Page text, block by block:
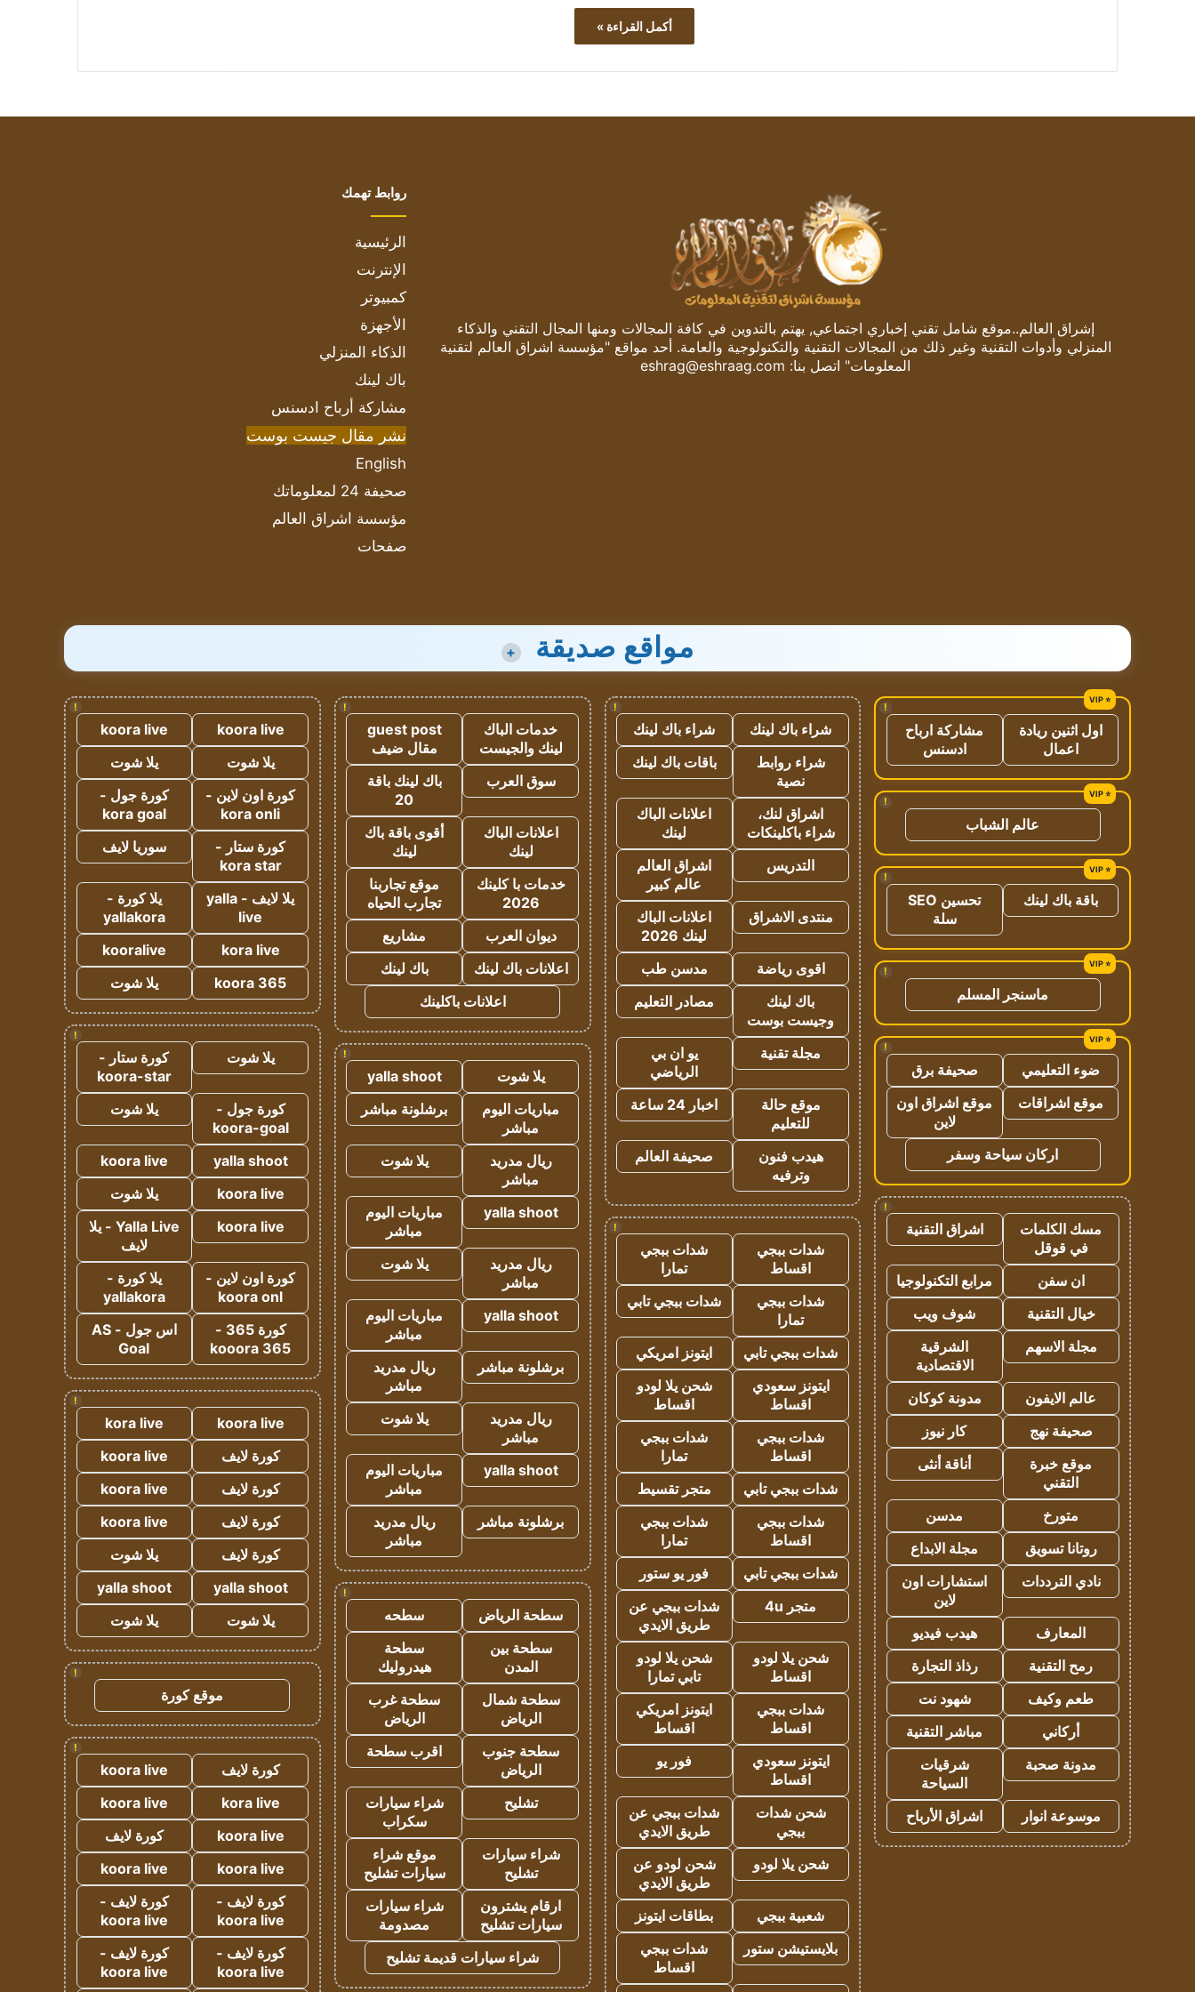
أكمل القراءة »
إشراق العالم..موقع شامل تقني إخباري اجتماعي, يهتم بالتدوين في كافة المجالات ومنها المجال التقني والذكاء
المنزلي وأدوات التقنية وغير ذلك من المجالات التقنية والتكنولوجية والعامة. أحد مواقع "مؤسسة اشراق العالم لتقنية
المعلومات" اتصل بنا: eshrag@eshraag.com
روابط تهمك
الرئيسية
الإنترنت
كمبيوتر
الأجهزة
الذكاء المنزلي
باك لينك
مشاركة أرباح ادسنس
نشر مقال جيست بوست
English
صحيفة 24 لمعلوماتك
مؤسسة اشراق العالم
صفحات
مواقع صديقة +
!
اول اثنين ريادة
اعمال
مشاركة ارباح
ادسنس
!
عالم الشباب
!
باقة باك لينك
تحسين SEO
سلة
!
ماسنجر المسلم
!
ضوء التعليمي
صحيفة برق
موقع اشراقات
موقع اشراق اون
لاين
اركان سياحة وسفر
!
مسك الكلمات
في قوقل
اشراق التقنية
ان سفن
مرابع التكنولوجيا
خيال التقنية
شوف ويب
مجلة الاسهم
الشرقية
الاقتصادية
عالم الايفون
مدونة كوكان
صحيفة نهج
كار نيوز
موقع خبرة
التقني
أناقة أنثى
متورخ
مدسن
روتانا تسويق
مجلة الابداع
نادي الترددات
استشارات اون
لاين
المعارف
هيدب فيديو
رمح التقنية
رذاذ التجارة
طعم وكيف
شهود نت
أركاني
مباشر التقنية
مدونة صحبة
شرقيات
السياحة
موسوعة انوار
اشراق الأرباح
!
شراء باك لينك
شراء باك لينك
شراء روابط
نصية
باقات باك لينك
اشراق لنك،
شراء باكلينكات
اعلانات الباك
لينك
التدريس
اشراق العالم
عالم كبير
منتدى الاشراق
اعلانات الباك
لينك 2026
اقوى رياضة
مدسن طب
باك لينك
وجيست بوست
مصادر التعليم
مجلة تقنية
يو ان بي
الرياضي
موقع حالة
للتعليم
اخبار 24 ساعة
هيدب فنون
وترفيه
صحيفة العالم
!
شدات ببجي
اقساط
شدات ببجي
تمارا
شدات ببجي
تمارا
شدات ببجي تابي
شدات ببجي تابي
ايتونز امريكي
ايتونز سعودي
اقساط
شحن يلا لودو
اقساط
شدات ببجي
اقساط
شدات ببجي
تمارا
شدات ببجي تابي
متجر تقسيط
شدات ببجي
اقساط
شدات ببجي
تمارا
شدات ببجي تابي
فور يو ستور
متجر 4u
شدات ببجي عن
طريق الايدي
شحن يلا لودو
اقساط
شحن يلا لودو
تابي تمارا
شدات ببجي
اقساط
ايتونز امريكي
اقساط
ايتونز سعودي
اقساط
فور يو
شحن شدات
ببجي
شدات ببجي عن
طريق الايدي
شحن يلا لودو
شحن لودو عن
طريق الايدي
شعبية ببجي
بطاقات ايتونز
بلايستيشن ستور
شدات ببجي
اقساط
!
خدمات الباك
لينك والجيست
guest post
مقال ضيف
سوق العرب
باك لينك باقة
20
اعلانات الباك
لينك
أقوى باقة باك
لينك
خدمات با كلينك
2026
موقع تجاربنا
تجارب الحياه
ديوان العرب
مشاريع
اعلانات باك لينك
باك لينك
اعلانات باكلينك
!
يلا شوت
yalla shoot
مباريات اليوم
مباشر
برشلونة مباشر
ريال مدريد
مباشر
يلا شوت
yalla shoot
مباريات اليوم
مباشر
ريال مدريد
مباشر
يلا شوت
yalla shoot
مباريات اليوم
مباشر
برشلونة مباشر
ريال مدريد
مباشر
ريال مدريد
مباشر
يلا شوت
yalla shoot
مباريات اليوم
مباشر
برشلونة مباشر
ريال مدريد
مباشر
!
سطحة الرياض
سطحه
سطحة بين
المدن
سطحة
هيدروليك
سطحة شمال
الرياض
سطحة غرب
الرياض
سطحة جنوب
الرياض
اقرب سطحة
تشليح
شراء سيارات
سكراب
شراء سيارات
تشليح
موقع شراء
سيارات تشليح
ارقام يشترون
سيارات تشليح
شراء سيارات
مصدومة
شراء سيارات قديمة تشليح
!
koora live
koora live
يلا شوت
يلا شوت
كورة اون لاين -
kora onli
كورة جول -
kora goal
كورة ستار -
kora star
سوريا لايف
يلا لايف - yalla
live
يلا كورة -
yallakora
kora live
kooralive
koora 365
يلا شوت
!
يلا شوت
كورة ستار -
koora-star
كورة جول -
koora-goal
يلا شوت
yalla shoot
koora live
koora live
يلا شوت
koora live
Yalla Live - يلا
لايف
كورة اون لاين -
koora onl
يلا كورة -
yallakora
كورة 365 -
kooora 365
اس جول - AS
Goal
!
koora live
kora live
كورة لايف
koora live
كورة لايف
koora live
كورة لايف
koora live
كورة لايف
يلا شوت
yalla shoot
yalla shoot
يلا شوت
يلا شوت
!
موقع كورة
!
كورة لايف
koora live
kora live
koora live
koora live
كورة لايف
koora live
koora live
كورة لايف -
koora live
كورة لايف -
koora live
كورة لايف -
koora live
كورة لايف -
koora live